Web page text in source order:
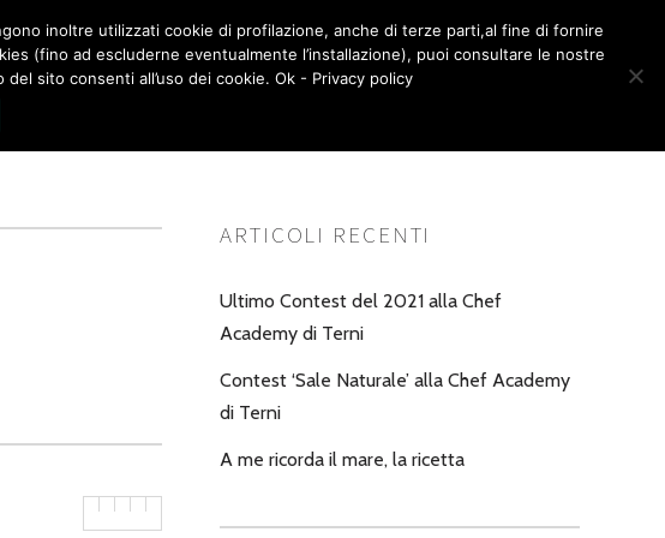
PERONACI LA BOTTEGA – SHOP CONTATTI
0
ARTICOLI RECENTI
Ultimo Contest del 2021 alla Chef
Academy di Terni
Contest ‘Sale Naturale’ alla Chef Academy
di Terni
A me ricorda il mare, la ricetta
inoltre utilizzati cookie di profilazione, anche di terze parti,al fine di fornire
(fino ad escluderne eventualmente l’installazione), puoi consultare le nostre
sito consenti all’uso dei cookie. Ok - Privacy policy